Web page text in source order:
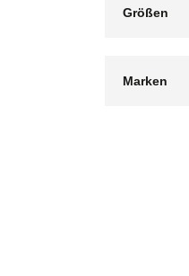
Größen
3XL
Marken